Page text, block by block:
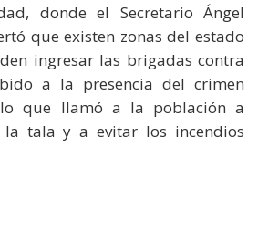
donde el Secretario Ángel
que existen zonas del estado
ingresar las brigadas contra
a la presencia del crimen
lo que llamó a la población a
tala y a evitar los incendios